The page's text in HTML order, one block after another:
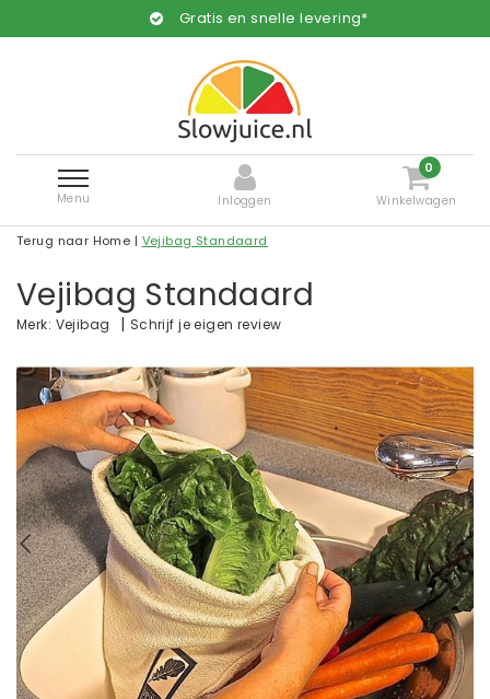
Gratis en snelle levering*
Menu Inloggen
0
Winkelwagen
Terug naar Home | Vejibag Standaard
Vejibag Standaard
Merk: Vejibag | Schrijf je eigen review